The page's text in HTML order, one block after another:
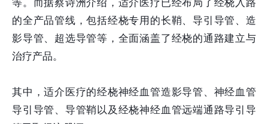
等。而据蔡诗洲介绍，适介医疗已经布局了经桡入路
的全产品管线，包括经桡专用的长鞘、导引导管、造
影导管、超选导管等，全面涵盖了经桡的通路建立与
治疗产品。
其中，适介医疗的经桡神经血管造影导管、神经血管
导引导管、导管鞘以及经桡神经血管远端通路导引导